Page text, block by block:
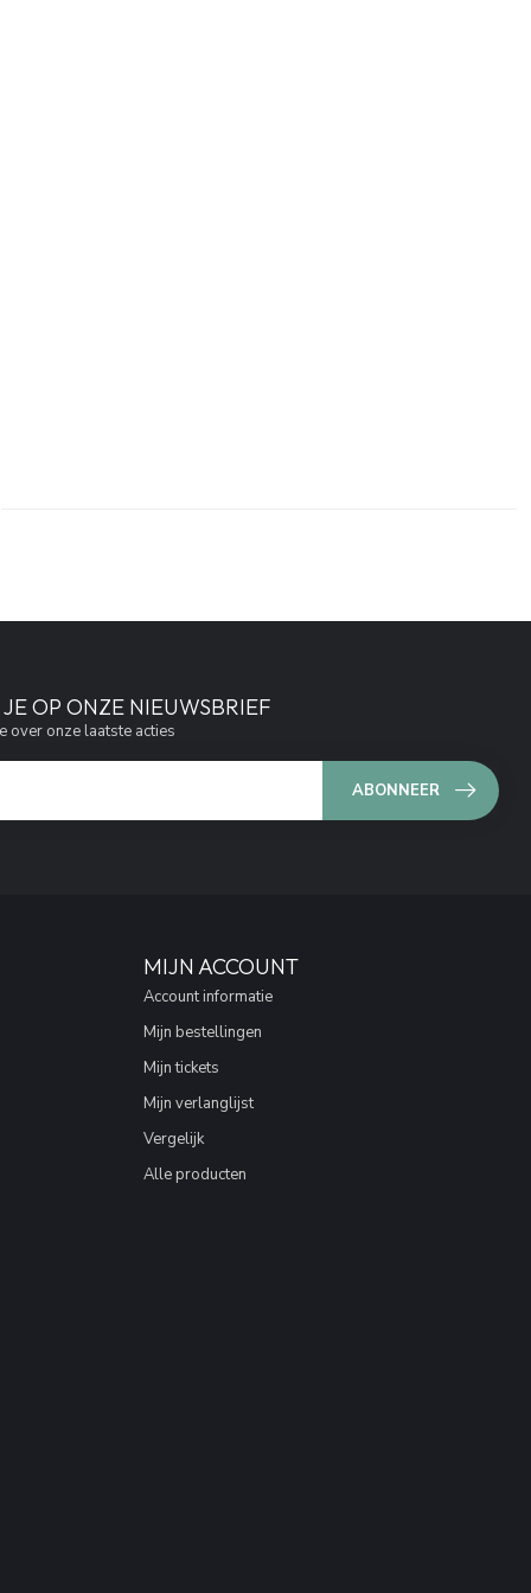
OP ONZE NIEUWSBRIEF
over onze laatste acties
ABONNEER
MIJN ACCOUNT
Account informatie
Mijn bestellingen
Mijn tickets
Mijn verlanglijst
Vergelijk
Alle producten